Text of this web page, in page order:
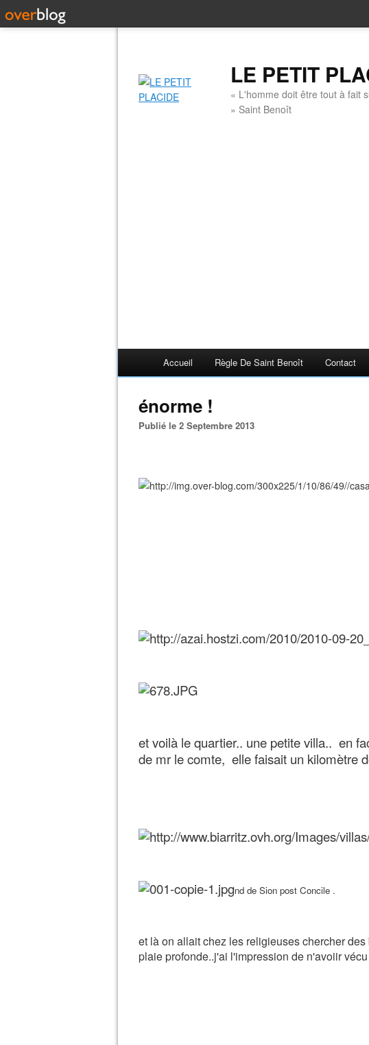
LE PETIT
« L'homme doit être tout à fait
» Saint Benoît
Accueil Règle De Saint Benoît Contact
énorme !
Publié le 2 Septembre 2013
et voilà le quartier.. une petite villa.. en
de mr le comte, elle faisait un kilomètre
nd de Sion post Concile .
et là on allait chez les religieuses chercher
plaie profonde..j'ai l'impression de n'avoiir